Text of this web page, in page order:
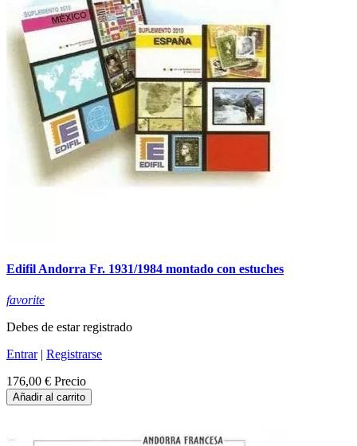
Edifil Andorra Fr. 1931/1984 montado con estuches
favorite
Debes de estar registrado
Entrar| Registrarse
176,00 € Precio
Añadir al carrito